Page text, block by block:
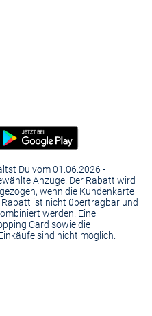
Du vom 01.06.2026 -
Anzüge. Der Rabatt wird
wenn die Kundenkarte
ist nicht übertragbar und
werden. Eine
Card sowie die
sind nicht möglich.